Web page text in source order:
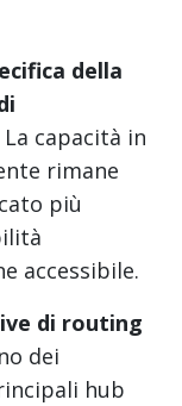
della
La capacità in
rimane
più
accessibile.
di routing
dei
hub